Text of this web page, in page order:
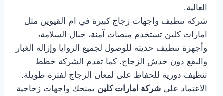
العالية.
شركة تنظيف واجهات زجاج كبيرة في ام القيوين مثل
امارات كلين تستخدم منصات آمنة، حبال السلامة،
وأجهزة تنظيف حديثة للوصول لجميع الزوايا وإزالة الغبار
والبقع دون خدش الزجاج. كما تقدم الشركة خطط
تنظيف دورية للحفاظ على لمعان الزجاج لفترة طويلة.
الاعتماد على شركة امارات كلين يمنحك واجهات زجاجية